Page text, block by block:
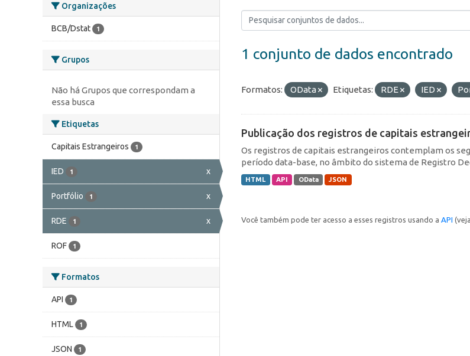
Organizações
BCB/Dstat 1
Grupos
Não há Grupos que correspondam a
essa busca
Etiquetas
Capitais Estrangeiros 1
IED 1 x
Portfólio 1 x
RDE 1 x
ROF 1
Formatos
API 1
HTML 1
JSON 1
1 conjunto de dados encontrado
Formatos: OData Etiquetas: RDE IED
Publicação dos registros de capitais
Os registros de capitais estrangeiros contemplam os
período data-base, no âmbito do sistema de Registro
HTML API OData JSON
Você também pode ter acesso a esses registros usando a API (veja